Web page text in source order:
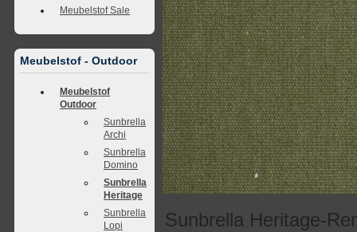
Meubelstof Sale
Meubelstof - Outdoor
Meubelstof
Outdoor
Sunbrella
Archi
Sunbrella
Domino
Sunbrella
Heritage
Sunbrella
Lopi
Sunbrella Heritage-